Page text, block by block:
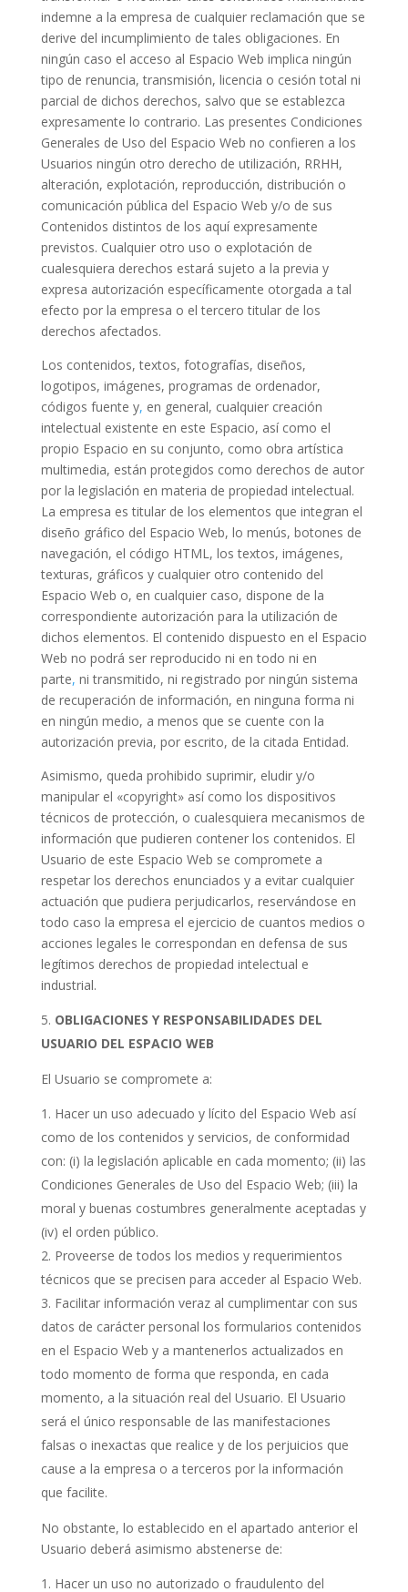
indemne a la empresa de cualquier reclamación que se
derive del incumplimiento de tales obligaciones. En
ningún caso el acceso al Espacio Web implica ningún
tipo de renuncia, transmisión, licencia o cesión total ni
parcial de dichos derechos, salvo que se establezca
expresamente lo contrario. Las presentes Condiciones
Generales de Uso del Espacio Web no confieren a los
Usuarios ningún otro derecho de utilización, RRHH,
alteración, explotación, reproducción, distribución o
comunicación pública del Espacio Web y/o de sus
Contenidos distintos de los aquí expresamente
previstos. Cualquier otro uso o explotación de
cualesquiera derechos estará sujeto a la previa y
expresa autorización específicamente otorgada a tal
efecto por la empresa o el tercero titular de los
derechos afectados.
Los contenidos, textos, fotografías, diseños,
logotipos, imágenes, programas de ordenador,
códigos fuente y, en general, cualquier creación
intelectual existente en este Espacio, así como el
propio Espacio en su conjunto, como obra artística
multimedia, están protegidos como derechos de autor
por la legislación en materia de propiedad intelectual.
La empresa es titular de los elementos que integran el
diseño gráfico del Espacio Web, lo menús, botones de
navegación, el código HTML, los textos, imágenes,
texturas, gráficos y cualquier otro contenido del
Espacio Web o, en cualquier caso, dispone de la
correspondiente autorización para la utilización de
dichos elementos. El contenido dispuesto en el Espacio
Web no podrá ser reproducido ni en todo ni en
parte, ni transmitido, ni registrado por ningún sistema
de recuperación de información, en ninguna forma ni
en ningún medio, a menos que se cuente con la
autorización previa, por escrito, de la citada Entidad.
Asimismo, queda prohibido suprimir, eludir y/o
manipular el «copyright» así como los dispositivos
técnicos de protección, o cualesquiera mecanismos de
información que pudieren contener los contenidos. El
Usuario de este Espacio Web se compromete a
respetar los derechos enunciados y a evitar cualquier
actuación que pudiera perjudicarlos, reservándose en
todo caso la empresa el ejercicio de cuantos medios o
acciones legales le correspondan en defensa de sus
legítimos derechos de propiedad intelectual e
industrial.
OBLIGACIONES Y RESPONSABILIDADES DEL
USUARIO DEL ESPACIO WEB
El Usuario se compromete a:
Hacer un uso adecuado y lícito del Espacio Web así
como de los contenidos y servicios, de conformidad
con: (i) la legislación aplicable en cada momento; (ii) las
Condiciones Generales de Uso del Espacio Web; (iii) la
moral y buenas costumbres generalmente aceptadas y
(iv) el orden público.
Proveerse de todos los medios y requerimientos
técnicos que se precisen para acceder al Espacio Web.
Facilitar información veraz al cumplimentar con sus
datos de carácter personal los formularios contenidos
en el Espacio Web y a mantenerlos actualizados en
todo momento de forma que responda, en cada
momento, a la situación real del Usuario. El Usuario
será el único responsable de las manifestaciones
falsas o inexactas que realice y de los perjuicios que
cause a la empresa o a terceros por la información
que facilite.
No obstante, lo establecido en el apartado anterior el
Usuario deberá asimismo abstenerse de:
Hacer un uso no autorizado o fraudulento del